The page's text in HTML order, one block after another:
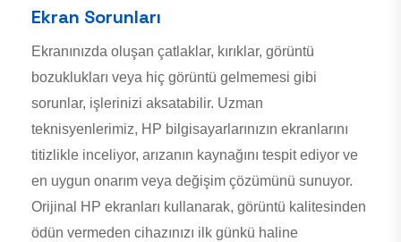
Ekran Sorunları
Ekranınızda oluşan çatlaklar, kırıklar, görüntü
bozuklukları veya hiç görüntü gelmemesi gibi
sorunlar, işlerinizi aksatabilir. Uzman
teknisyenlerimiz, HP bilgisayarlarınızın ekranlarını
titizlikle inceliyor, arızanın kaynağını tespit ediyor ve
en uygun onarım veya değişim çözümünü sunuyor.
Orijinal HP ekranları kullanarak, görüntü kalitesinden
ödün vermeden cihazınızı ilk günkü haline